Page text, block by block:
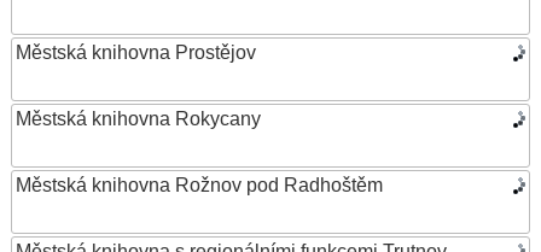
Městská knihovna Prostějov
Městská knihovna Rokycany
Městská knihovna Rožnov pod Radhoštěm